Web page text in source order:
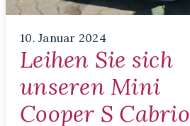
10. Januar 2024
Leihen Sie sich
unseren Mini
Cooper S Cabrio